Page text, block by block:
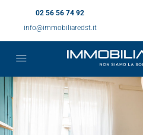
02 56 56 74 92
info@immobiliaredst.it